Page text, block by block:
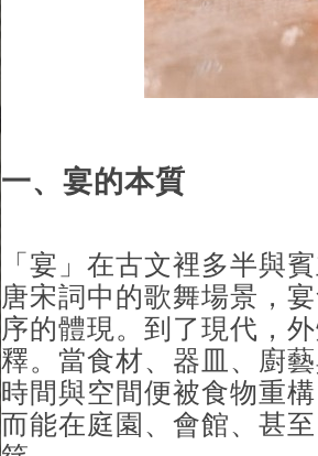
一、宴的本質
「宴」在古文裡多半與
唐宋詞中的歌舞場景，
序的體現。到了現代，
釋。當食材、器皿、廚
時間與空間便被食物重
而能在庭園、會館、甚